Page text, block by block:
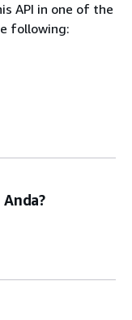
API in one of the
following: